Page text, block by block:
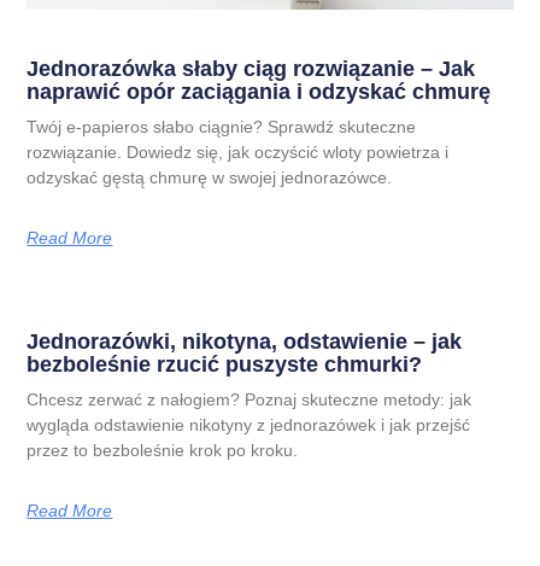
Jednorazówka słaby ciąg rozwiązanie – Jak
naprawić opór zaciągania i odzyskać chmurę
Twój e-papieros słabo ciągnie? Sprawdź skuteczne
rozwiązanie. Dowiedz się, jak oczyścić wloty powietrza i
odzyskać gęstą chmurę w swojej jednorazówce.
Read More
Jednorazówki, nikotyna, odstawienie – jak
bezboleśnie rzucić puszyste chmurki?
Chcesz zerwać z nałogiem? Poznaj skuteczne metody: jak
wygląda odstawienie nikotyny z jednorazówek i jak przejść
przez to bezboleśnie krok po kroku.
Read More